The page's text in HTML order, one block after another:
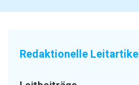
Redaktionelle Leitartikel